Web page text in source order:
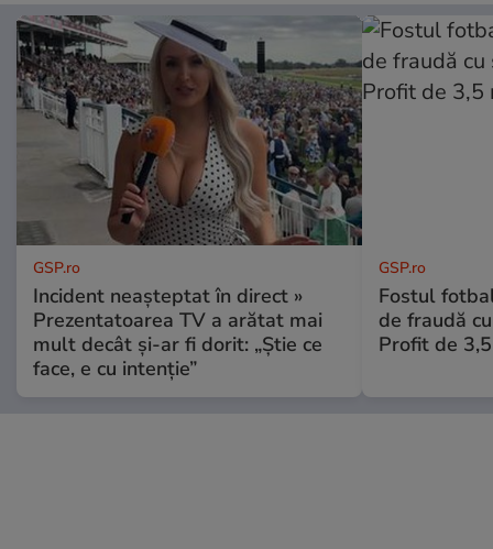
GSP.ro
Incident neașteptat în direct »
Prezentatoarea TV a arătat mai
mult decât și-ar fi dorit: „Știe ce
face, e cu intenție”
GSP.ro
Fostul
de fraudă
Profit de